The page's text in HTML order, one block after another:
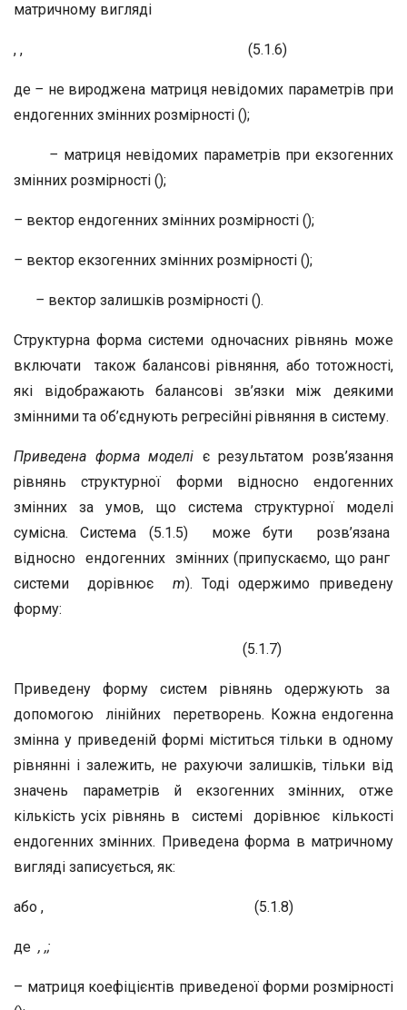
матричному вигляді
, , (5.1.6)
де – не вироджена матриця невідомих параметрів при
ендогенних змінних розмірності ();
– матриця невідомих параметрів при екзогенних
змінних розмірності ();
– вектор ендогенних змінних розмірності ();
– вектор екзогенних змінних розмірності ();
– вектор залишків розмірності ().
Структурна форма системи одночасних рівнянь може
включати також балансові рівняння, або тотожності,
які відображають балансові зв’язки між деякими
змінними та об’єднують регресійні рівняння в систему.
Приведена форма моделі є результатом розв’язання
рівнянь структурної форми відносно ендогенних
змінних за умов, що система структурної моделі
сумісна. Система (5.1.5) може бути розв’язана
відносно ендогенних змінних (припускаємо, що ранг
системи дорівнює m). Тоді одержимо приведену
форму:
(5.1.7)
Приведену форму систем рівнянь одержують за
допомогою лінійних перетворень. Кожна ендогенна
змінна у приведеній формі міститься тільки в одному
рівнянні і залежить, не рахуючи залишків, тільки від
значень параметрів й екзогенних змінних, отже
кількість усіх рівнянь в системі дорівнює кількості
ендогенних змінних. Приведена форма в матричному
вигляді записується, як:
або , (5.1.8)
де , ,;
– матриця коефіцієнтів приведеної форми розмірності